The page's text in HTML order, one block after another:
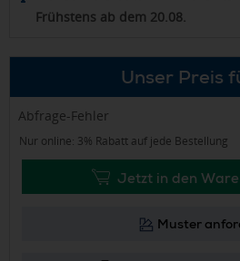
Frühstens ab dem 20.08.
Unser Preis
Abfrage-Fehler
Nur online: 3% Rabatt auf jede Bestellung
Jetzt in den
Muster